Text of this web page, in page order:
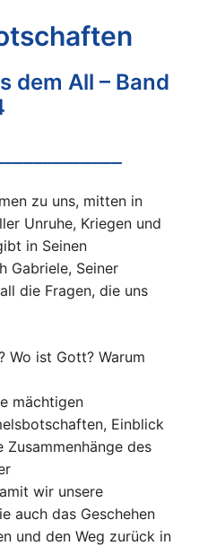
dem All – Band
zu uns, mitten in
Unruhe, Kriegen und
in Seinen
Gabriele, Seiner
die Fragen, die uns
Wo ist Gott? Warum
mächtigen
Einblick
des
wir unsere
auch das Geschehen
und den Weg zurück in